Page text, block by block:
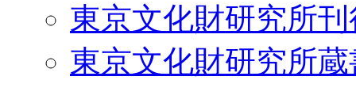
東京文化財研究所
東京文化財研究所